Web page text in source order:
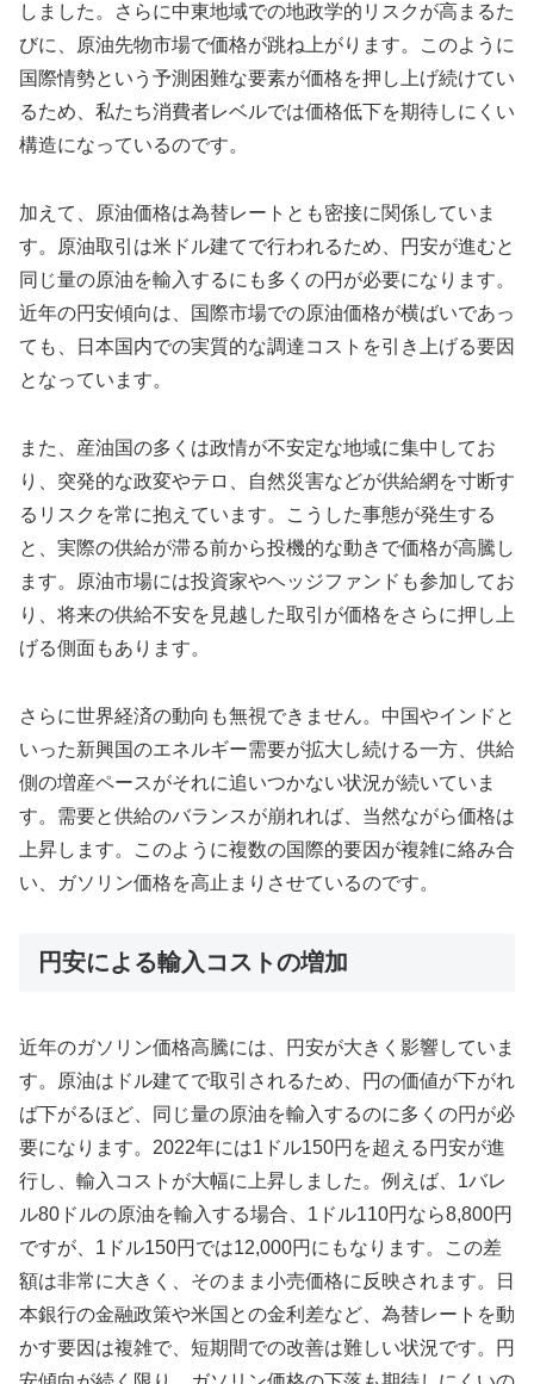
しました。さらに中東地域での地政学的リスクが高まるた
びに、原油先物市場で価格が跳ね上がります。このように
国際情勢という予測困難な要素が価格を押し上げ続けてい
るため、私たち消費者レベルでは価格低下を期待しにくい
構造になっているのです。
加えて、原油価格は為替レートとも密接に関係していま
す。原油取引は米ドル建てで行われるため、円安が進むと
同じ量の原油を輸入するにも多くの円が必要になります。
近年の円安傾向は、国際市場での原油価格が横ばいであっ
ても、日本国内での実質的な調達コストを引き上げる要因
となっています。
また、産油国の多くは政情が不安定な地域に集中してお
り、突発的な政変やテロ、自然災害などが供給網を寸断す
るリスクを常に抱えています。こうした事態が発生する
と、実際の供給が滞る前から投機的な動きで価格が高騰し
ます。原油市場には投資家やヘッジファンドも参加してお
り、将来の供給不安を見越した取引が価格をさらに押し上
げる側面もあります。
さらに世界経済の動向も無視できません。中国やインドと
いった新興国のエネルギー需要が拡大し続ける一方、供給
側の増産ペースがそれに追いつかない状況が続いていま
す。需要と供給のバランスが崩れれば、当然ながら価格は
上昇します。このように複数の国際的要因が複雑に絡み合
い、ガソリン価格を高止まりさせているのです。
円安による輸入コストの増加
近年のガソリン価格高騰には、円安が大きく影響していま
す。原油はドル建てで取引されるため、円の価値が下がれ
ば下がるほど、同じ量の原油を輸入するのに多くの円が必
要になります。2022年には1ドル150円を超える円安が進
行し、輸入コストが大幅に上昇しました。例えば、1バレ
ル80ドルの原油を輸入する場合、1ドル110円なら8,800円
ですが、1ドル150円では12,000円にもなります。この差
額は非常に大きく、そのまま小売価格に反映されます。日
本銀行の金融政策や米国との金利差など、為替レートを動
かす要因は複雑で、短期間での改善は難しい状況です。円